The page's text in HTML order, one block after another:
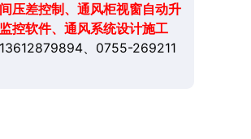
压差控制、通风柜视窗自动升
控软件、通风系统设计施工
、0755-269211